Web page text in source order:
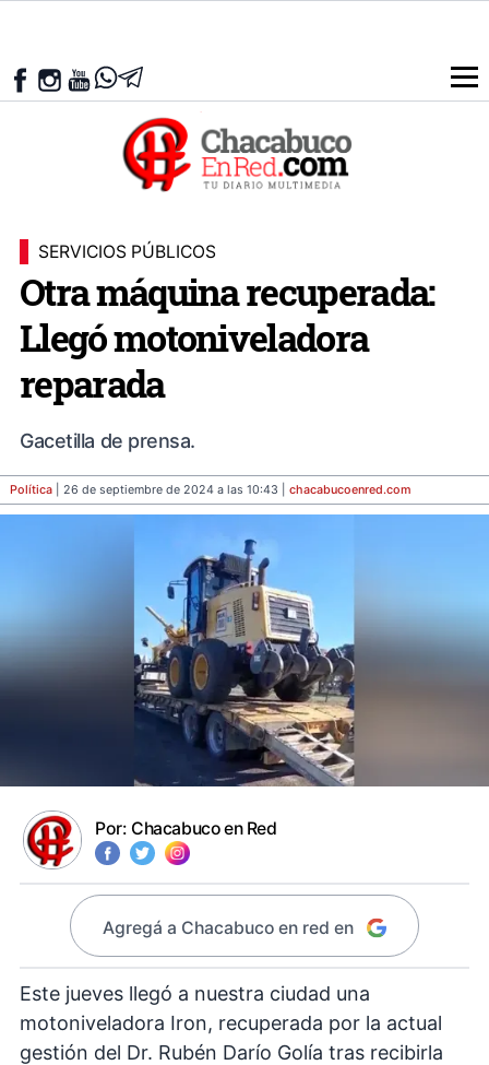
SERVICIOS PÚBLICOS
Otra máquina recuperada:
Llegó motoniveladora
reparada
Gacetilla de prensa.
Política | 26 de septiembre de 2024 a las 10:43 | chacabucoenred.com
Por: Chacabuco en Red
Agregá a Chacabuco en red en
Este jueves llegó a nuestra ciudad una
motoniveladora Iron, recuperada por la actual
gestión del Dr. Rubén Darío Golía tras recibirla